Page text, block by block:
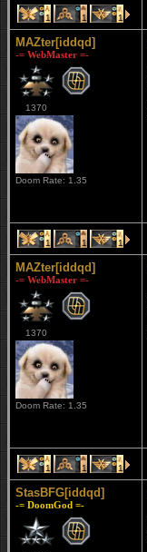
1 1 1
MAZter[iddqd]
-= WebMaster =-
1370
Doom Rate: 1.35
1 1 1
MAZter[iddqd]
-= WebMaster =-
1370
Doom Rate: 1.35
1 1 1
StasBFG[iddqd]
-= DoomGod =-